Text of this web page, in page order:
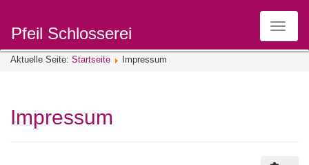
Toggle
Pfeil Schlosserei
Aktuelle Seite: Startseite Impressum
Impressum